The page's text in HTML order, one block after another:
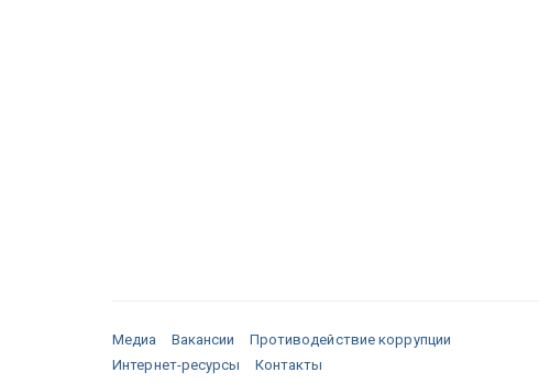
Медиа Вакансии
Противодействие коррупции
Интернет-ресурсы
Контакты